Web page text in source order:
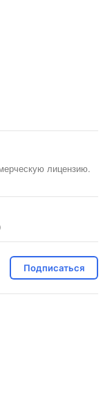
лицензию.
Подписаться